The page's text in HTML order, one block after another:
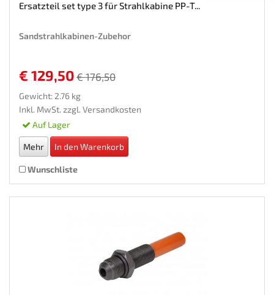
Ersatzteil set type 3 für Strahlkabine PP-T...
Sandstrahlkabinen-Zubehor
€ 129,50 € 176,50
Gewicht: 2.76 kg
Inkl. MwSt. zzgl. Versandkosten
Auf Lager
Mehr In den Warenkorb
Wunschliste